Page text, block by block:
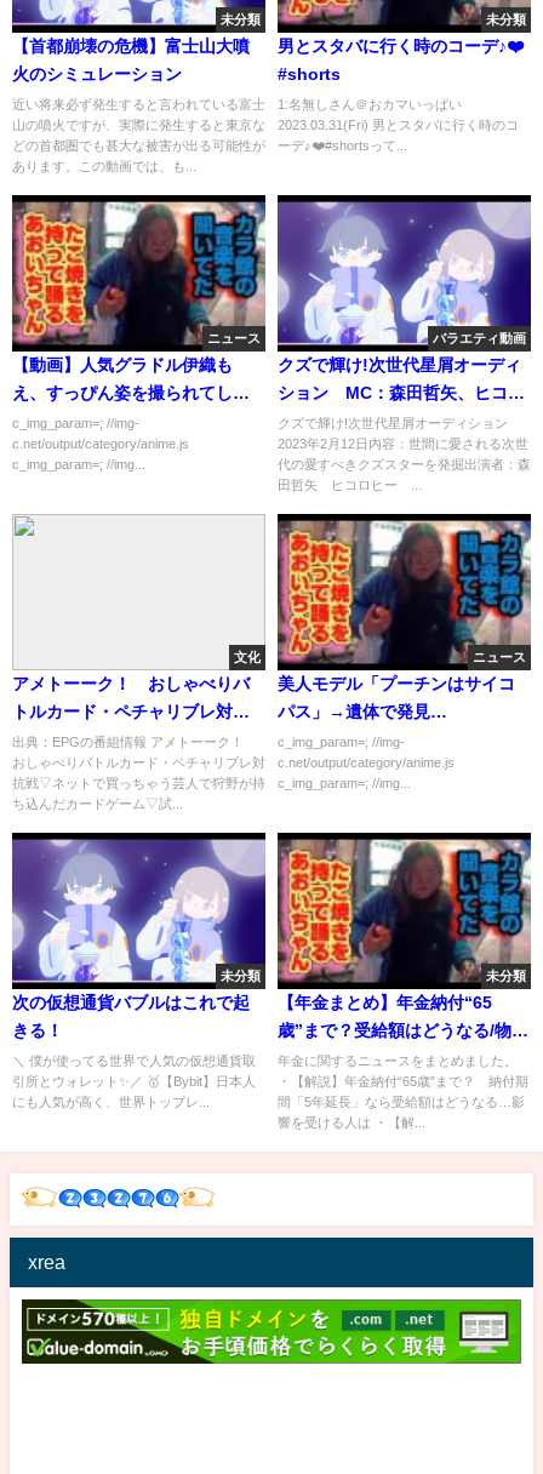
未分類
【首都崩壊の危機】富士山大噴
火のシミュレーション
近い将来必ず発生すると言われている富士
山の噴火ですが、実際に発生すると東京な
どの首都圏でも甚大な被害が出る可能性が
あります。この動画では、も...
未分類
男とスタバに行く時のコーデ♪❤️
#shorts
1:名無しさん＠おカマいっぱい
2023.03.31(Fri) 男とスタバに行く時のコ
ーデ♪❤️#shortsって...
ニュース
【動画】人気グラドル伊織も
え、すっぴん姿を撮られてしま
う
c_img_param=; //img-
c.net/output/category/anime.js
c_img_param=; //img...
バラエティ動画
クズで輝け!次世代星屑オーディ
ション MC：森田哲矢、ヒコロ
ヒー 2月12日
クズで輝け!次世代星屑オーディション
2023年2月12日内容：世間に愛される次世
代の愛すべきクズスターを発掘出演者：森
田哲矢 ヒコロヒー ...
文化
アメトーーク！ おしゃべりバ
トルカード・ペチャリブレ対抗
戦[字]…の番組内容解析まとめ
出典：EPGの番組情報 アメトーーク！
おしゃべりバトルカード・ペチャリブレ対
抗戦▽ネットで買っちゃう芸人で狩野が持
ち込んだカードゲーム▽試...
ニュース
美人モデル「プーチンはサイコ
パス」→遺体で発見…
c_img_param=; //img-
c.net/output/category/anime.js
c_img_param=; //img...
未分類
次の仮想通貨バブルはこれで起
きる！
＼ 僕が使ってる世界で人気の仮想通貨取
引所とウォレット✨／ 🥇【Bybit】日本人
にも人気が高く、世界トップレ...
未分類
【年金まとめ】年金納付“65
歳”まで？受給額はどうなる/物価
高が年金生活を直撃 長生きが
リスクに/3年ぶりに年金額引き上
げも…実質“目減り” など ニュ
NEWSLIVE）
年金に関するニュースをまとめました。
・【解説】年金納付“65歳”まで？ 納付期
間「5年延長」なら受給額はどうなる…影
響を受ける人は ・【解...
xrea